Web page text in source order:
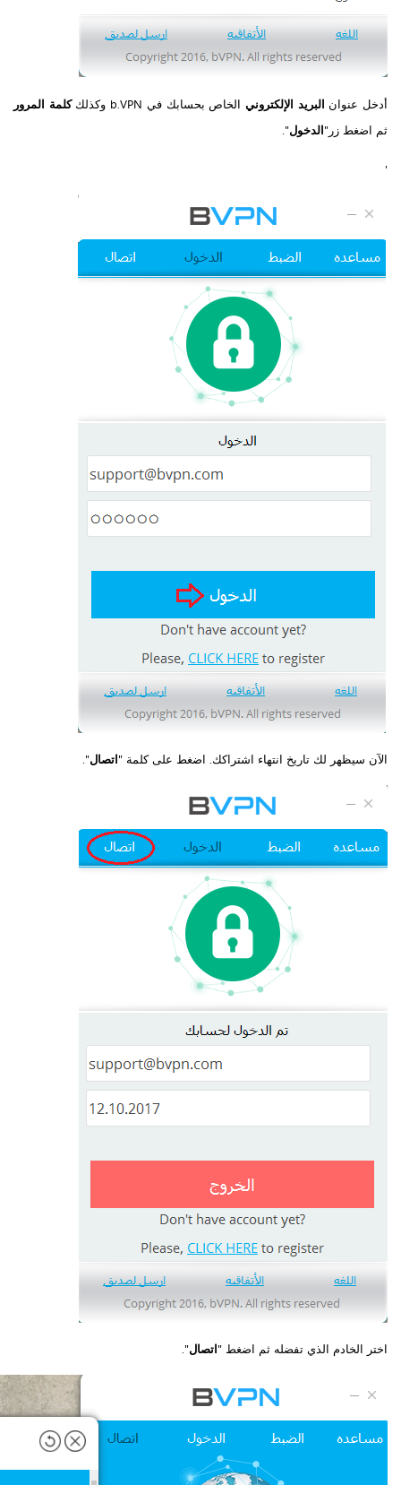
أدخل عنوان البريد الإلكتروني الخاص بحسابك في b.VPN وكذلك
كلمة المرور
ثم اضغط زر"الدخول".
'
الآن سيظهر لك تاريخ انتهاء اشتراكك. اضغط على كلمة "اتصال".
اختر الخادم الذي تفضله ثم اضغط "اتصال".